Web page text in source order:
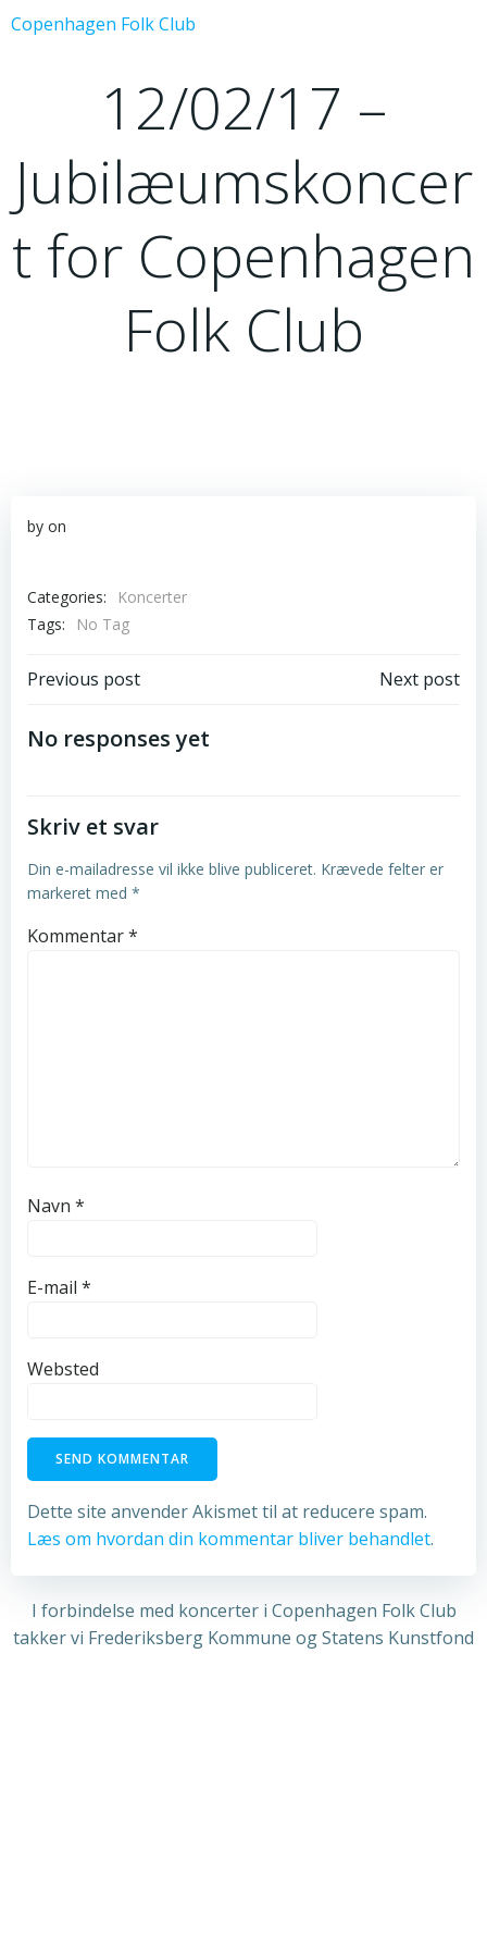
Copenhagen Folk Club
12/02/17 –
Jubilæumskoncer
t for Copenhagen
Folk Club
by on
Categories:
Koncerter
Tags:
No Tag
Post
navigation
Previous post Next post
No responses yet
Skriv et svar
Din e-mailadresse vil ikke blive publiceret. Krævede felter er
markeret med *
Kommentar*
Navn *
E-mail *
Websted
Dette site anvender Akismet til at reducere spam.
Læs om hvordan din kommentar bliver behandlet.
I forbindelse med koncerter i Copenhagen Folk Club
takker vi Frederiksberg Kommune og Statens Kunstfond